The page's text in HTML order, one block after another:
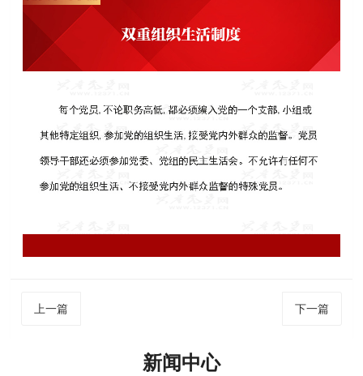
上一篇 下一篇
新闻中心